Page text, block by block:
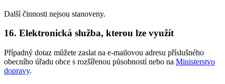
Další činnosti nejsou stanoveny.
16. Elektronická služba, kterou lze využít
Případný dotaz můžete zaslat na e-mailovou adresu příslušného
obecního úřadu obce s rozšířenou působností nebo na Ministerstvo
dopravy.